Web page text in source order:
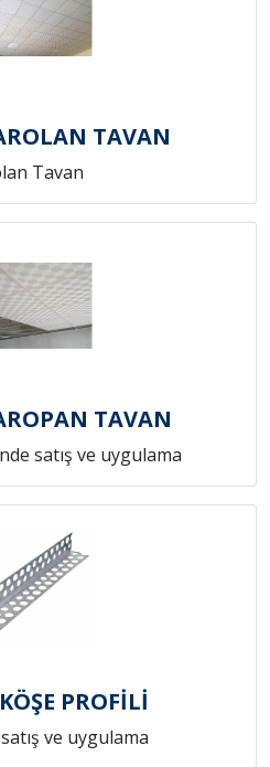
TAVAN
Tavan
TAVAN
satış ve uygulama
PROFİLİ
ve uygulama